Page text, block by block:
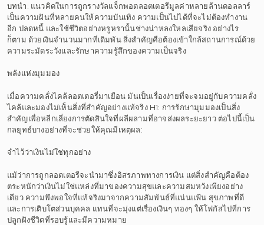
บทนำ: แนวคิดในการถูกรางวัลแจ็กพอตลอตเตอรีมูลค่าหลายล้านดอลลาร์
เป็นความฝันที่หลายคนให้ความบันเทิง ความเป็นไปได้ที่จะไม่ต้องทำงาน
อีก ปลดหนี้ และใช้ชีวิตอย่างหรูหรานั้นช่างน่าหลงใหลเสียจริง อย่างไร
ก็ตาม ด้วยเงินจำนวนมากที่เดิมพัน สิ่งสำคัญคือต้องเข้าใกล้สถานการณ์ด้วย
ความระมัดระวังและรักษาความรู้สึกของความเป็นจริง
พลังแห่งมุมมอง
เมื่อความคลั่งไคล้ลอตเตอรี่มาเยือน มันเป็นเรื่องง่ายที่จะจมอยู่กับความคลั่ง
ไคล้และมองไม่เห็นสิ่งที่สำคัญอย่างแท้จริง H1: การรักษามุมมองเป็นสิ่ง
สำคัญเพื่อหลีกเลี่ยงการตัดสินใจที่ผลีผลามที่อาจส่งผลระยะยาว ต่อไปนี้เป็น
กลยุทธ์บางอย่างที่จะช่วยให้คุณมีเหตุผล:
จำไว้ว่าเงินไม่ใช่ทุกอย่าง
แม้ว่าการถูกลอตเตอรีจะนำมาซึ่งอิสรภาพทางการเงิน แต่สิ่งสำคัญคือต้อง
ตระหนักว่าเงินไม่ใช่แหล่งที่มาของความสุขและความสมหวังเพียงอย่าง
เดียว ความพึงพอใจที่แท้จริงมาจากความสัมพันธ์ที่แน่นแฟ้น สุขภาพที่ดี
และการเติบโตส่วนบุคคล แทนที่จะมุ่งแต่เรื่องเงินๆ ทองๆ ให้โฟกัสไปที่การ
ปลูกฝังชีวิตที่รอบรู้และมีความหมาย